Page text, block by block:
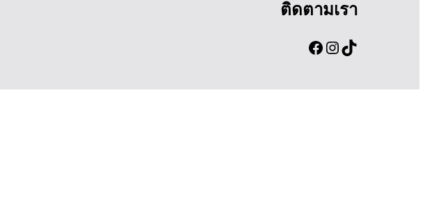
ติดตามเรา
Facebook
Instagram
TikTok